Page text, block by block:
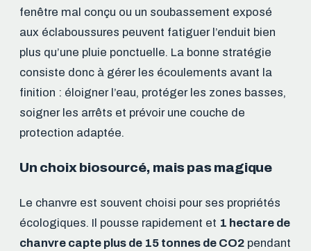
fenêtre mal conçu ou un soubassement exposé
aux éclaboussures peuvent fatiguer l’enduit bien
plus qu’une pluie ponctuelle. La bonne stratégie
consiste donc à gérer les écoulements avant la
finition : éloigner l’eau, protéger les zones basses,
soigner les arrêts et prévoir une couche de
protection adaptée.
Un choix biosourcé, mais pas magique
Le chanvre est souvent choisi pour ses propriétés
écologiques. Il pousse rapidement et 1 hectare de
chanvre capte plus de 15 tonnes de CO2 pendant